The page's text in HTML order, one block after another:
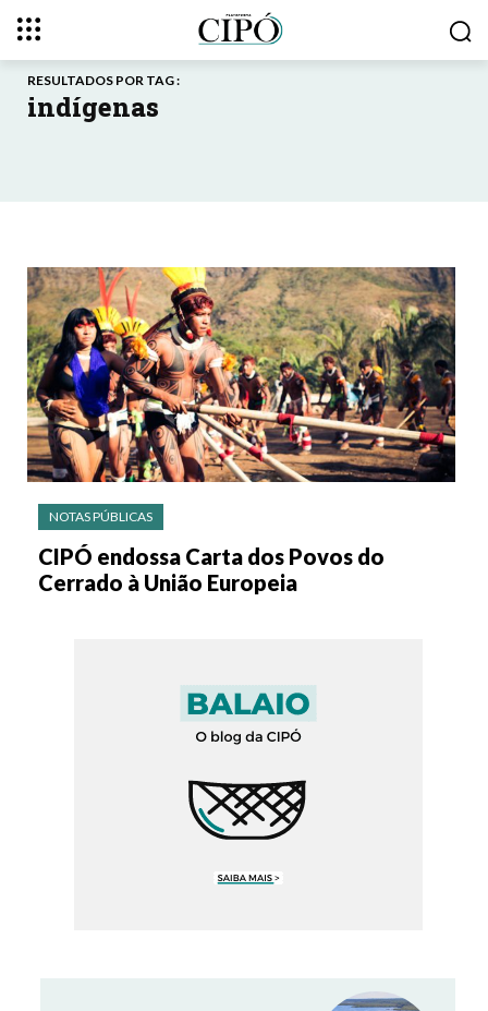
RESULTADOS POR TAG :
indígenas
NOTAS PÚBLICAS
CIPÓ endossa Carta dos Povos do
Cerrado à União Europeia